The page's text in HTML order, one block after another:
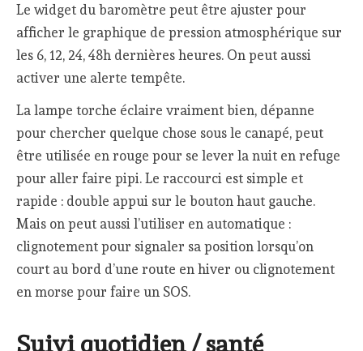
Le widget du baromètre peut être ajuster pour
afficher le graphique de pression atmosphérique sur
les 6, 12, 24, 48h dernières heures. On peut aussi
activer une alerte tempête.
La lampe torche éclaire vraiment bien, dépanne
pour chercher quelque chose sous le canapé, peut
être utilisée en rouge pour se lever la nuit en refuge
pour aller faire pipi. Le raccourci est simple et
rapide : double appui sur le bouton haut gauche.
Mais on peut aussi l’utiliser en automatique :
clignotement pour signaler sa position lorsqu’on
court au bord d’une route en hiver ou clignotement
en morse pour faire un SOS.
Suivi quotidien / santé